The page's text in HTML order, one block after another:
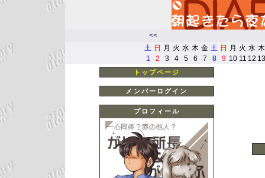
<<
土 日 月 火 水 木 金 土 日 月 火 水 木
1
2 3 4 5 6 7 8 9 10 11 12 13
トップページ
メンバーログイン
プロフィール